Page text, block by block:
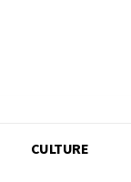
CULTURE